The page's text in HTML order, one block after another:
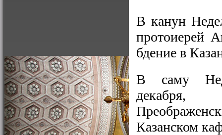
В канун
протоиерей
бдение в
В саму
Казанском